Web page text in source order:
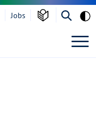
Jobs